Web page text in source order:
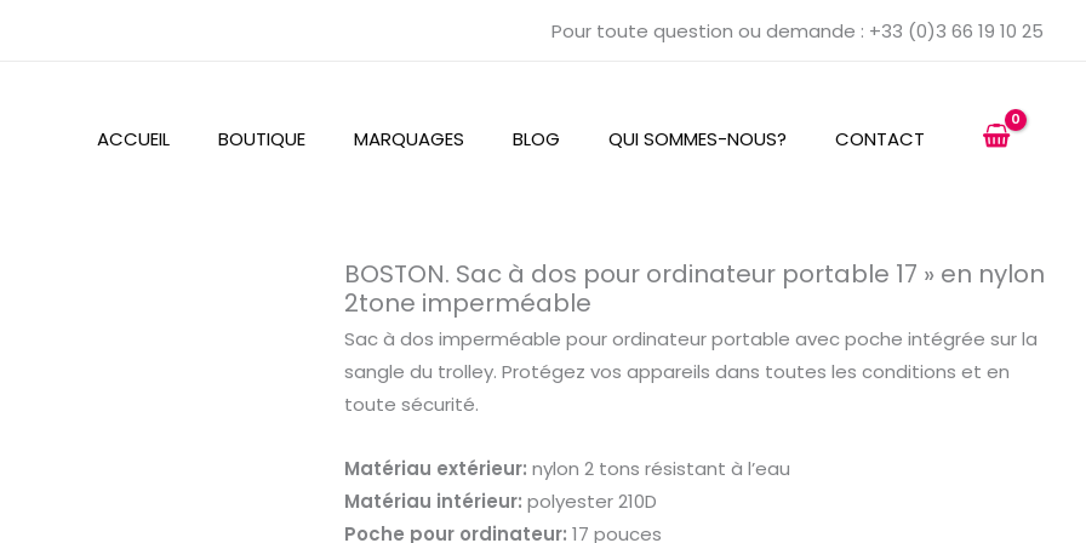
Pour toute question ou demande : +33 (0)3 66 19 10 25
ACCUEIL BOUTIQUE MARQUAGES BLOG QUI SOMMES-NOUS? CONTACT
BOSTON. Sac à dos pour ordinateur portable 17 » en nylon
2tone imperméable
Sac à dos imperméable pour ordinateur portable avec poche intégrée sur la
sangle du trolley. Protégez vos appareils dans toutes les conditions et en
toute sécurité.
Matériau extérieur: nylon 2 tons résistant à l’eau
Matériau intérieur: polyester 210D
Poche pour ordinateur: 17 pouces
quantité
de
BOSTON.
Sac
pour
ordinateur
portable